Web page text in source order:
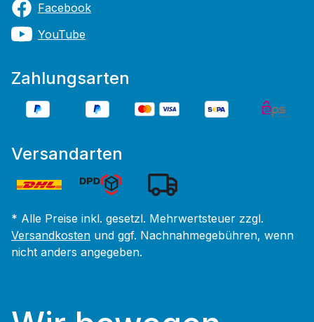
Facebook
YouTube
Zahlungsarten
Versandarten
* Alle Preise inkl. gesetzl. Mehrwertsteuer zzgl.
Versandkosten und ggf. Nachnahmegebühren, wenn
nicht anders angegeben.